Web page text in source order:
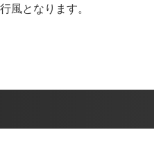
風となります。